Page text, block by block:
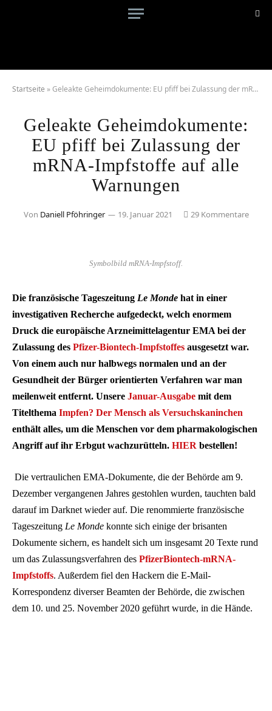
Startseite »Geleakte Geheimdokumente: EU pfiff bei Zulassung der mRNA-Impfstoffe auf alle Warnungen
Geleakte Geheimdokumente:
EU pfiff bei Zulassung der
mRNA-Impfstoffe auf alle
Warnungen
Von Daniell Pföhringer 19. Januar 2021 29 Kommentare
Symbolbild mRNA-Impfstoff.
Die französische Tageszeitung Le Monde hat in einer
investigativen Recherche aufgedeckt, welch enormem
Druck die europäische Arzneimittelagentur EMA bei der
Zulassung des Pfizer-Biontech-Impfstoffes ausgesetzt war.
Von einem auch nur halbwegs normalen und an der
Gesundheit der Bürger orientierten Verfahren war man
meilenweit entfernt. Unsere Januar-Ausgabe mit dem
Titelthema Impfen? Der Mensch als Versuchskaninchen
enthält alles, um die Menschen vor dem pharmakologischen
Angriff auf ihr Erbgut wachzurütteln. HIER bestellen!
Die vertraulichen EMA-Dokumente, die der Behörde am 9.
Dezember vergangenen Jahres gestohlen wurden, tauchten bald
darauf im Darknet wieder auf. Die renommierte französische
Tageszeitung Le Monde konnte sich einige der brisanten
Dokumente sichern, es handelt sich um insgesamt 20 Texte rund
um das Zulassungsverfahren des PfizerBiontech-mRNA-
Impfstoffs. Außerdem fiel den Hackern die E-Mail-
Korrespondenz diverser Beamten der Behörde, die zwischen
dem 10. und 25. November 2020 geführt wurde, in die Hände.